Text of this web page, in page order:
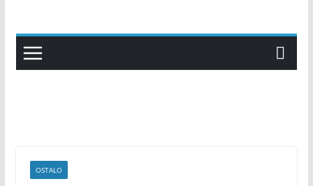
content
OSTALO